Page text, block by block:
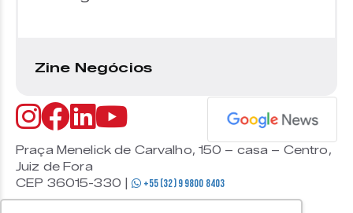
Zine Negócios
Praça Menelick de Carvalho, 150 – casa – Centro,
Juiz de Fora
CEP 36015-330 |
+55 (32) 9 9800 8403